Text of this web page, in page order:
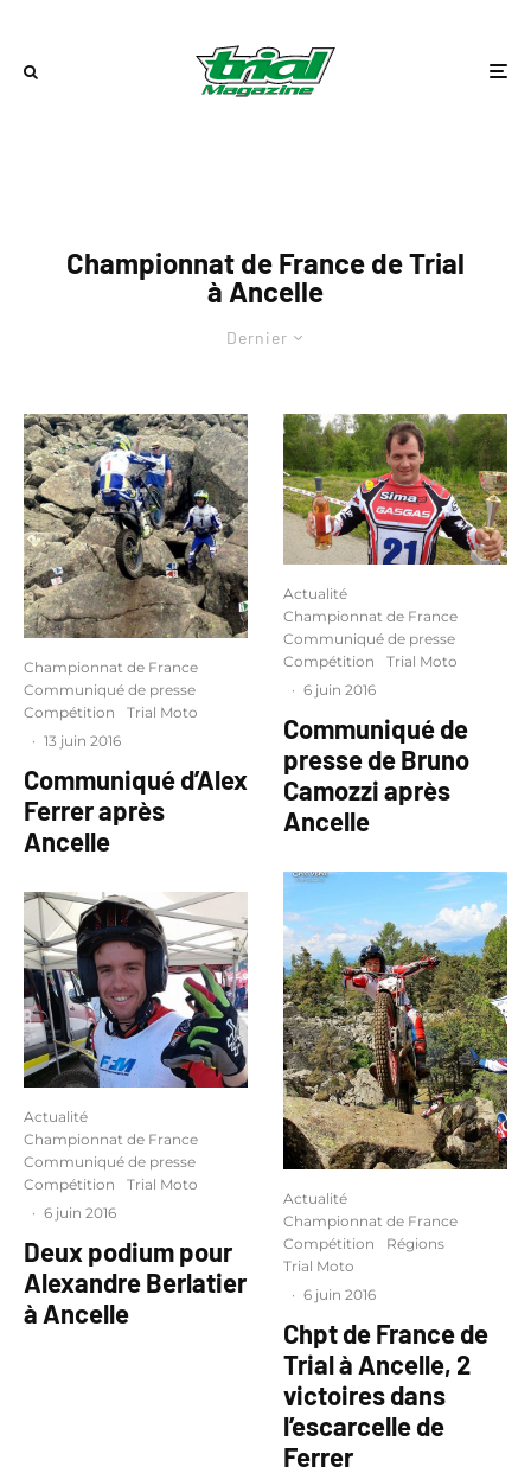
Championnat de France de Trial
à Ancelle
Dernier
Championnat de France
Communiqué de presse
Compétition
Trial Moto
· 13 juin 2016
Communiqué d’Alex
Ferrer après
Ancelle
Actualité
Championnat de France
Communiqué de presse
Compétition
Trial Moto
· 6 juin 2016
Deux podium pour
Alexandre Berlatier
à Ancelle
Actualité
Championnat de France
Communiqué de presse
Compétition
Trial Moto
· 6 juin 2016
Communiqué de
presse de Bruno
Camozzi après
Ancelle
Actualité
Championnat de France
Compétition
Régions
Trial Moto
· 6 juin 2016
Chpt de France de
Trial à Ancelle, 2
victoires dans
l’escarcelle de
Ferrer